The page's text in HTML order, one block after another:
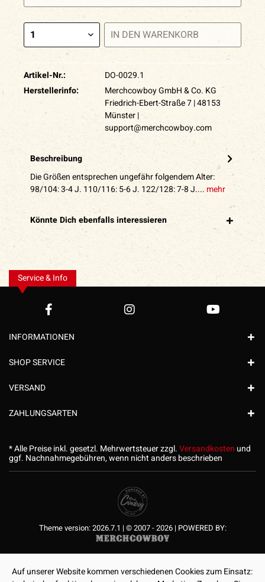
IN DEN WARENKORB
Artikel-Nr.:
DO-0029.1
Herstellerinfo:
Merchcowboy GmbH & Co. KG
Friedrich-Ebert-Straße 7 | 48153
Münster |
support@merchcowboy.com
Beschreibung
Die Größen entsprechen ungefähr folgendem Alter:
98/104: 3-4 J. 110/116: 5-6 J. 122/128: 7-8 J.... mehr
Könnte Dich ebenfalls interessieren
Service & Info
INFORMATIONEN
SHOP SERVICE
VERSAND
ZAHLUNGSARTEN
* Alle Preise inkl. gesetzl. Mehrwertsteuer zzgl.Versandkosten und
ggf. Nachnahmegebühren, wenn nicht anders beschrieben
Theme version: 2026.7.1 | © 2007 - 2026 | POWERED BY:
Auf unserer Website kommen verschiedenen Cookies zum Einsatz: